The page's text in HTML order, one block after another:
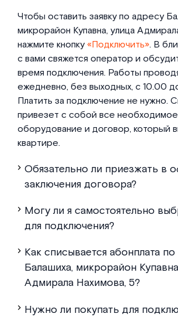
Чтобы оставить заявку по адресу
микрорайон Купавна, улица
нажмите кнопку«Подключить». В
с вами свяжется оператор и
время подключения. Работы
ежедневно, без выходных, с 10.00
Платить за подключение не нужно.
привезет с собой все необходимое
оборудование и договор, который
квартире.
Обязательно ли приезжать в
заключения договора?
Могу ли я самостоятельно
для подключения?
Как списывается абонплата
Балашиха, микрорайон
Адмирала Нахимова, 5?
Нужно ли покупать для